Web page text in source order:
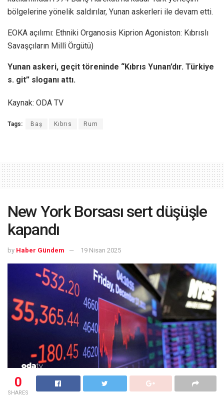
bölgelerine yönelik saldırılar, Yunan askerleri ile devam etti.
EOKA açılımı: Ethniki Organosis Kiprion Agoniston: Kıbrıslı
Savaşçıların Millî Örgütü)
Yunan askeri, geçit töreninde “Kıbrıs Yunan’dır. Türkiye
s. git” sloganı attı.
Kaynak: ODA TV
Tags: Baş Kıbrıs Rum
New York Borsası sert düşüşle
kapandı
by Haber Gündem 19 Nisan 2025
0
SHARES